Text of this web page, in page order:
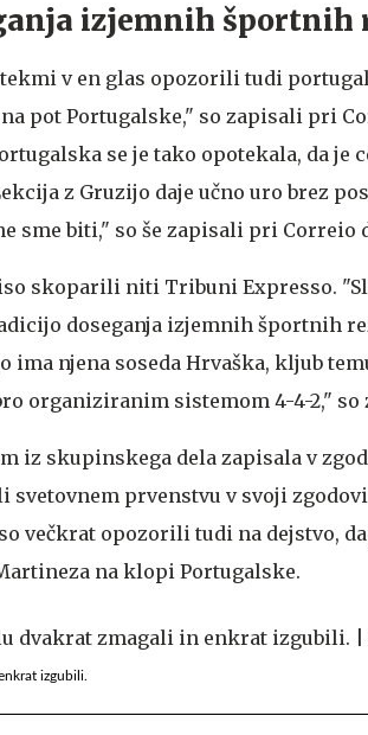
izjemnih športnih
v en glas opozorili tudi
pot Portugalske," so zapisali pri
se je tako opotekala, da je
z Gruzijo daje učno uro brez
sme biti," so še zapisali pri Correio
skoparili niti Tribuni Expresso.
doseganja izjemnih športnih
ima njena soseda Hrvaška, kljub
organiziranim sistemom 4-4-2," so
iz skupinskega dela zapisala v
svetovnem prvenstvu v svoji
večkrat opozorili tudi na dejstvo,
na klopi Portugalske.
izgubili.